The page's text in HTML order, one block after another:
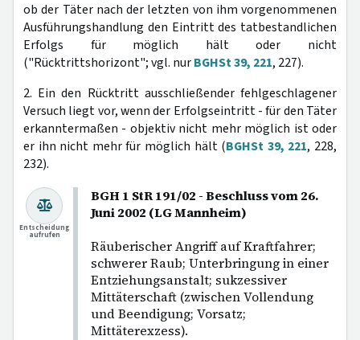
ob der Täter nach der letzten von ihm vorgenommenen
Ausführungshandlung den Eintritt des tatbestandlichen
Erfolgs für möglich hält oder nicht
("Rücktrittshorizont"; vgl. nurBGHSt 39, 221, 227).
2. Ein den Rücktritt ausschließender fehlgeschlagener
Versuch liegt vor, wenn der Erfolgseintritt - für den Täter
erkanntermaßen - objektiv nicht mehr möglich ist oder
er ihn nicht mehr für möglich hält (BGHSt 39, 221, 228,
232).
BGH 1 StR 191/02 - Beschluss vom 26.
Juni 2002 (LG Mannheim)
Räuberischer Angriff auf Kraftfahrer;
schwerer Raub; Unterbringung in einer
Entziehungsanstalt; sukzessiver
Mittäterschaft (zwischen Vollendung
und Beendigung; Vorsatz;
Mittäterexzess).
Entscheidung
aufrufen